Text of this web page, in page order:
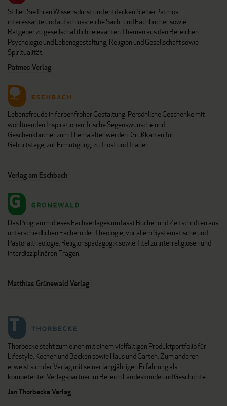
Stillen Sie Ihren Wissensdurst und entdecken Sie bei Patmos
interessante und aufschlussreiche Sach- und Fachbücher sowie
Ratgeber zu gesellschaftlich relevanten Themen aus den Bereichen
Psychologie und Lebensgestaltung, Religion und Gesellschaft sowie
Spiritualität.
Patmos Verlag
Lebensfreude in farbenfroher Gestaltung: Persönliche Geschenke mit
wohltuenden Inspirationen. Irische Segenswünsche und
Geschenkbücher zum Thema älter werden. Grußkarten für
Geburtstage, zur Ermutigung, zu Trost und Trauer.
Verlag am Eschbach
Das Programm dieses Fachverlages umfasst Bücher und Zeitschriften aus
unterschiedlichen Fächern der Theologie, vor allem Systematische und
Pastoraltheologie, Religionspädagogik sowie Titel zu interreligiösen und
interdisziplinären Fragen.
Matthias Grünewald Verlag
Thorbecke steht zum einen mit einem vielfältigen Produktportfolio für
Lifestyle, Kochen und Backen sowie Haus und Garten. Zum anderen
erweist sich der Verlag mit seiner langjährigen Erfahrung als
kompetenter Verlagspartner im Bereich Landeskunde und Geschichte.
Jan Thorbecke Verlag